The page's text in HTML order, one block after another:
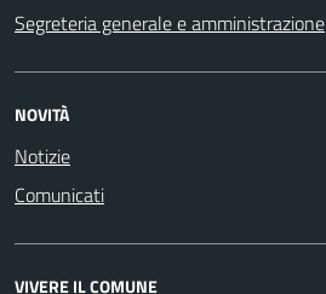
Segreteria generale e amministrazione
NOVITÀ
Notizie
Comunicati
VIVERE IL COMUNE